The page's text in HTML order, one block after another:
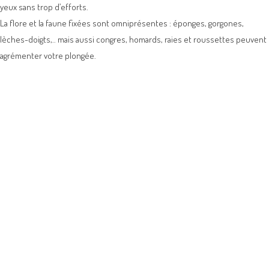
yeux sans trop d’efforts.
La flore et la faune fixées sont omniprésentes : éponges, gorgones,
lèches-doigts,.. mais aussi congres, homards, raies et roussettes peuvent
agrémenter votre plongée.